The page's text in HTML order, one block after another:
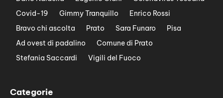
Covid-19
Gimmy Tranquillo
Enrico Rossi
Bravo chi ascolta
Prato Sara Funaro
Pisa
Ad ovest di padalino
Comune di Prato
Stefania Saccardi
Vigili del Fuoco
Categorie